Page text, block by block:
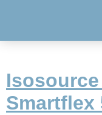
Smartflex